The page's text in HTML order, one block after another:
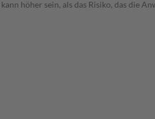
höher sein, als das Risiko, das die